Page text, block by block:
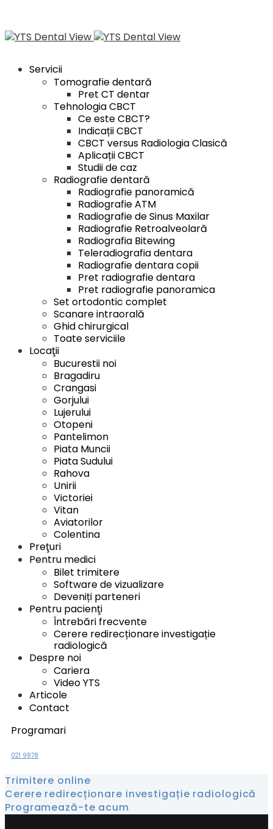
Servicii
Tomografie dentară
Pret CT dentar
Tehnologia CBCT
Ce este CBCT?
Indicații CBCT
CBCT versus Radiologia Clasică
Aplicații CBCT
Studii de caz
Radiografie dentară
Radiografie panoramică
Radiografie ATM
Radiografie de Sinus Maxilar
Radiografie Retroalveolară
Radiografia Bitewing
Teleradiografia dentara
Radiografie dentara copii
Pret radiografie dentara
Pret radiografie panoramica
Set ortodontic complet
Scanare intraorală
Ghid chirurgical
Toate serviciile
Locaţii
Bucurestii noi
Bragadiru
Crangasi
Gorjului
Lujerului
Otopeni
Pantelimon
Piata Muncii
Piata Sudului
Rahova
Unirii
Victoriei
Vitan
Aviatorilor
Colentina
Preţuri
Pentru medici
Bilet trimitere
Software de vizualizare
Deveniți parteneri
Pentru pacienţi
Întrebări frecvente
Cerere redirecționare investigație
radiologică
Despre noi
Cariera
Video YTS
Articole
Contact
Programari
021 9878
Trimitere online
Cerere redirecționare investigație radiologică
Programează-te acum